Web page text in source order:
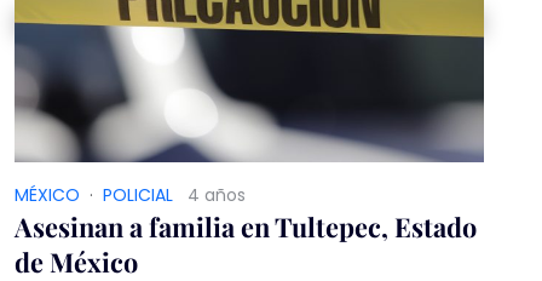
MÉXICO · POLICIAL 4 años
Asesinan a familia en Tultepec, Estado
de México